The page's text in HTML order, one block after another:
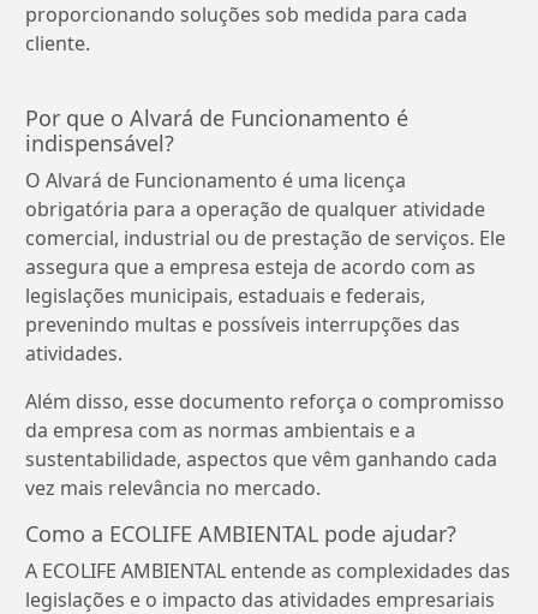
proporcionando soluções sob medida para cada
cliente.
Por que o Alvará de Funcionamento é
indispensável?
O Alvará de Funcionamento é uma licença
obrigatória para a operação de qualquer atividade
comercial, industrial ou de prestação de serviços. Ele
assegura que a empresa esteja de acordo com as
legislações municipais, estaduais e federais,
prevenindo multas e possíveis interrupções das
atividades.
Além disso, esse documento reforça o compromisso
da empresa com as normas ambientais e a
sustentabilidade, aspectos que vêm ganhando cada
vez mais relevância no mercado.
Como a ECOLIFE AMBIENTAL pode ajudar?
A ECOLIFE AMBIENTAL entende as complexidades das
legislações e o impacto das atividades empresariais